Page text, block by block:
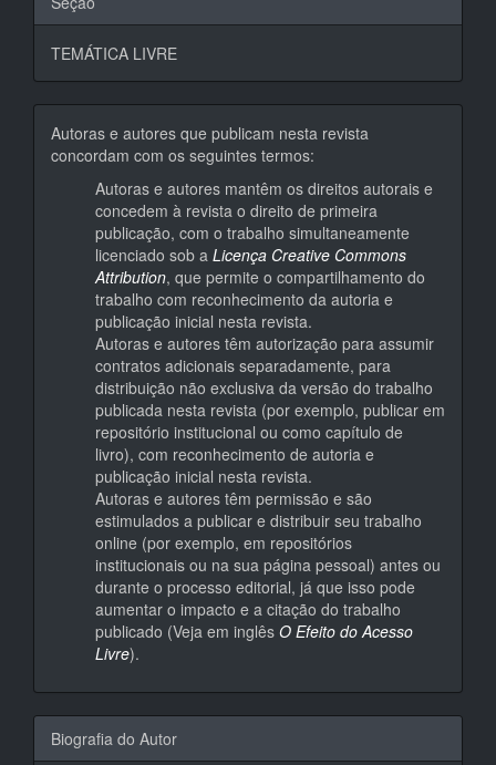
TEMÁTICA LIVRE
Autoras e autores que publicam nesta revista
concordam com os seguintes termos:
Autoras e autores mantêm os direitos autorais e
concedem à revista o direito de primeira
publicação, com o trabalho simultaneamente
licenciado sob a Licença Creative Commons
Attribution, que permite o compartilhamento do
trabalho com reconhecimento da autoria e
publicação inicial nesta revista.
Autoras e autores têm autorização para assumir
contratos adicionais separadamente, para
distribuição não exclusiva da versão do trabalho
publicada nesta revista (por exemplo, publicar em
repositório institucional ou como capítulo de
livro), com reconhecimento de autoria e
publicação inicial nesta revista.
Autoras e autores têm permissão e são
estimulados a publicar e distribuir seu trabalho
online (por exemplo, em repositórios
institucionais ou na sua página pessoal) antes ou
durante o processo editorial, já que isso pode
aumentar o impacto e a citação do trabalho
publicado (Veja em inglês O Efeito do Acesso
Livre).
Biografia do Autor